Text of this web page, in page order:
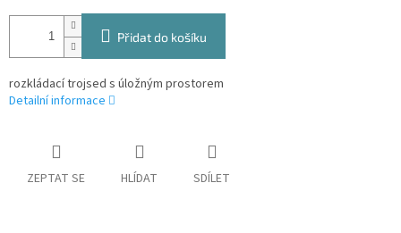
Přidat do košíku
rozkládací trojsed s úložným prostorem
Detailní informace
ZEPTAT SE HLÍDAT SDÍLET